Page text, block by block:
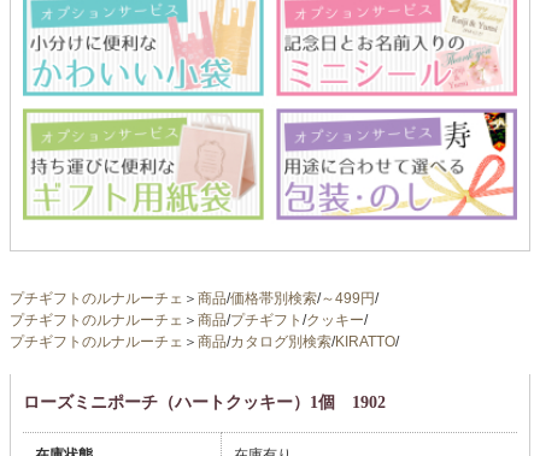
プチギフトのルナルーチェ ＞ 商品/価格帯別検索/～499円/
プチギフトのルナルーチェ ＞ 商品/プチギフト /クッキー/
プチギフトのルナルーチェ ＞ 商品/カタログ別検索/KIRATTO/
ローズミニポーチ（ハートクッキー）1個 1902